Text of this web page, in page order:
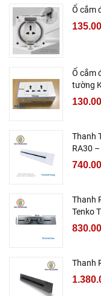
Ổ cắm
Ổ cắm
tường
Thanh
RA30
Thanh
Tenko
Thanh